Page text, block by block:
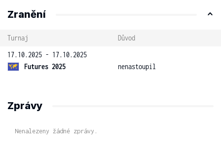
Zranění
Turnaj
Důvod
17.10.2025 - 17.10.2025
Futures 2025
nenastoupil
Zprávy
Nenalezeny žádné zprávy.